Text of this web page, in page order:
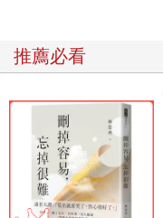
賣掉。我手上還有其他
以低價出售，換取網站
錢。
靜待回音。
謝謝，
馬克接受了這個提議，
推薦必看